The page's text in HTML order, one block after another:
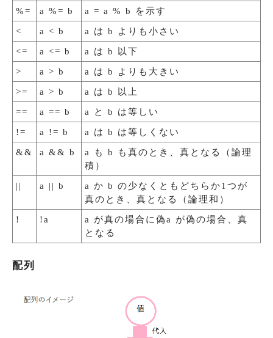
%= a %= b a = a % b を示す
< a < b a は b よりも小さい
<= a <= b a は b 以下
> a > b a は b よりも大きい
>= a > b a は b 以上
== a == b a と b は等しい
!= a != b a は b は等しくない
&& a && b
a も b も真のとき、真となる（論理
積）
|| a || b
a か b の少なくともどちらか1つが
真のとき、真となる（論理和）
! !a
a が真の場合に偽a が偽の場合、真
となる
配列